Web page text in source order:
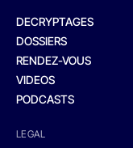
DECRYPTAGES
DOSSIERS
RENDEZ-VOUS
VIDEOS
PODCASTS
LEGAL